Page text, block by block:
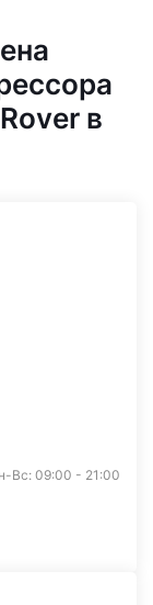
в
Вс: 09:00 - 21:00